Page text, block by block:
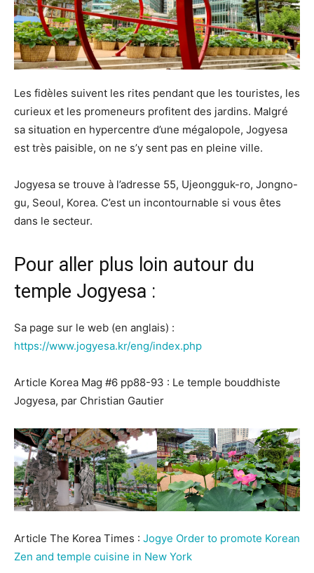
Les fidèles suivent les rites pendant que les touristes, les
curieux et les promeneurs profitent des jardins. Malgré
sa situation en hypercentre d’une mégalopole, Jogyesa
est très paisible, on ne s’y sent pas en pleine ville.
Jogyesa se trouve à l’adresse 55, Ujeongguk-ro, Jongno-
gu, Seoul, Korea. C’est un incontournable si vous êtes
dans le secteur.
Pour aller plus loin autour du
temple Jogyesa :
Sa page sur le web (en anglais) :
https://www.jogyesa.kr/eng/index.php
Article Korea Mag #6 pp88-93 : Le temple bouddhiste
Jogyesa, par Christian Gautier
Article The Korea Times : Jogye Order to promote Korean
Zen and temple cuisine in New York